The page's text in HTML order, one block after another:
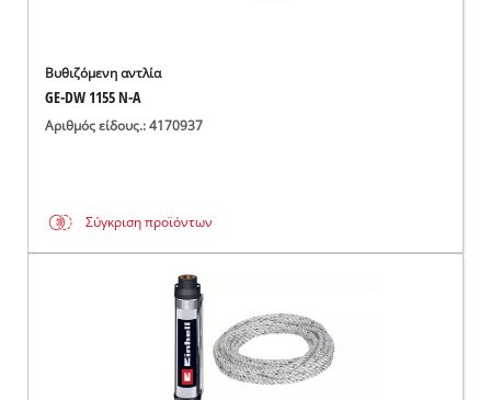
Βυθιζόμενη αντλία
GE-DW 1155 N-A
Αριθμός είδους.: 4170937
Σύγκριση προϊόντων